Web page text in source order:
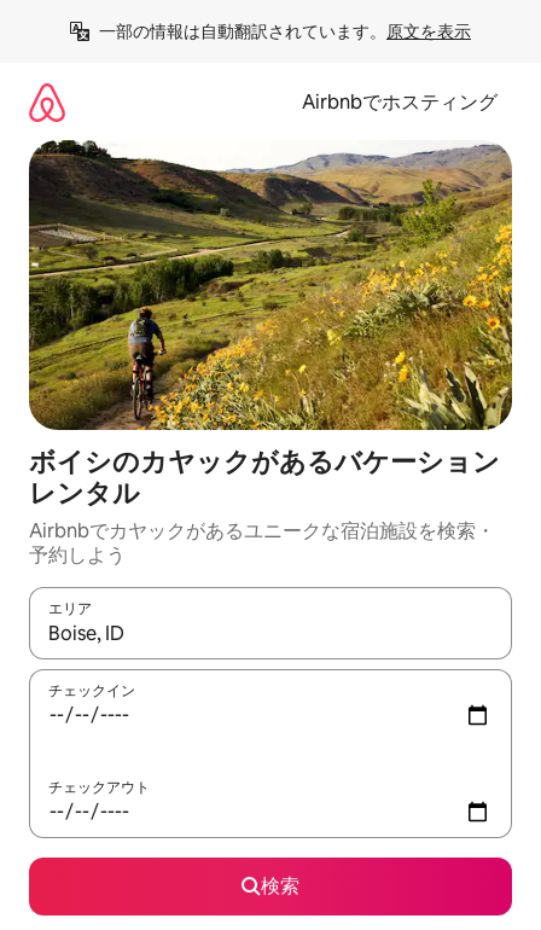
一部の情報は自動翻訳されています。 原文を表示
Airbnbでホスティング
ボイシのカヤックがあるバケーション
レンタル
Airbnbでカヤックがあるユニークな宿泊施設を検索・
予約しよう
エリア
検索結果が表示されたら、上下の矢印キーを使って移動するか
チェックイン
チェックアウト
検索